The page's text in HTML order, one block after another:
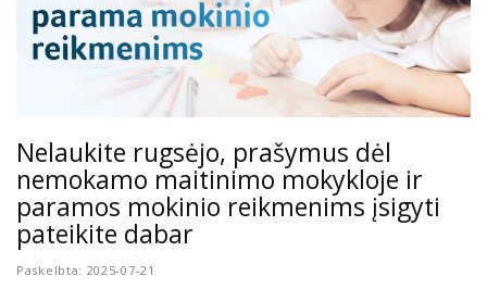
Nelaukite rugsėjo, prašymus dėl
nemokamo maitinimo mokykloje ir
paramos mokinio reikmenims įsigyti
pateikite dabar
Paskelbta: 2025-07-21